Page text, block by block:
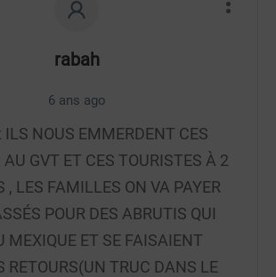
rabah
6 ans ago
NOUS EMMERDENT CES
GVT ET CES TOURISTES À 2
, LES FAMILLES ON VA PAYER
POUR DES ABRUTIS QUI
MEXIQUE ET SE FAISAIENT
RETOURS(UN TRUC DANS LE